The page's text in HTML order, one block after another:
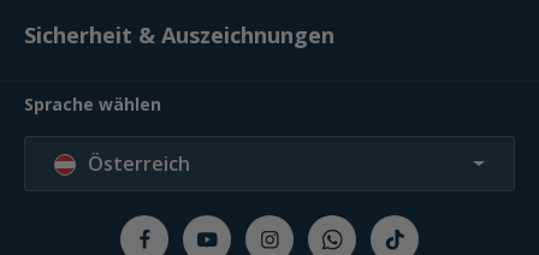
Sicherheit & Auszeichnungen
Sprache wählen
Österreich